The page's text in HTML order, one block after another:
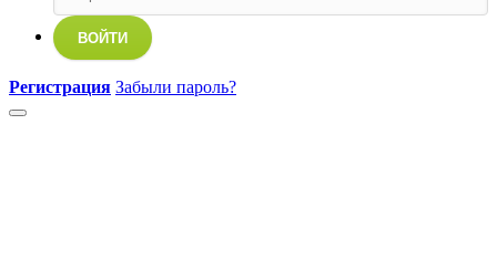
ВОЙТИ
Регистрация Забыли пароль?